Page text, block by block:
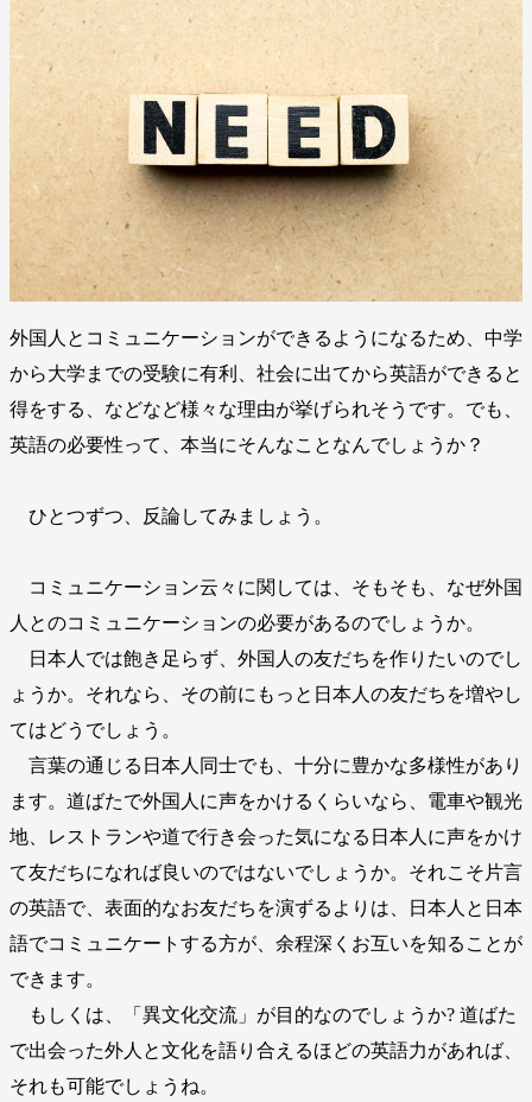
外国人とコミュニケーションができるようになるため、中学
から大学までの受験に有利、社会に出てから英語ができると
得をする、などなど様々な理由が挙げられそうです。でも、
英語の必要性って、本当にそんなことなんでしょうか？
ひとつずつ、反論してみましょう。
コミュニケーション云々に関しては、そもそも、なぜ外国
人とのコミュニケーションの必要があるのでしょうか。
日本人では飽き足らず、外国人の友だちを作りたいのでし
ょうか。それなら、その前にもっと日本人の友だちを増やし
てはどうでしょう。
言葉の通じる日本人同士でも、十分に豊かな多様性があり
ます。道ばたで外国人に声をかけるくらいなら、電車や観光
地、レストランや道で行き会った気になる日本人に声をかけ
て友だちになれば良いのではないでしょうか。それこそ片言
の英語で、表面的なお友だちを演ずるよりは、日本人と日本
語でコミュニケートする方が、余程深くお互いを知ることが
できます。
もしくは、「異文化交流」が目的なのでしょうか? 道ばた
で出会った外人と文化を語り合えるほどの英語力があれば、
それも可能でしょうね。